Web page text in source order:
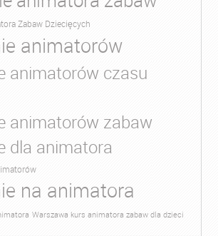
Zabaw Dziecięcych
animatorów
animatorów czasu
animatorów zabaw
dla animatora
na animatora
Warszawa kurs animatora zabaw dla dzieci